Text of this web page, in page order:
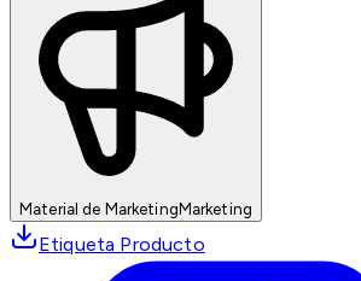
Material de MarketingMarketing
Etiqueta Producto